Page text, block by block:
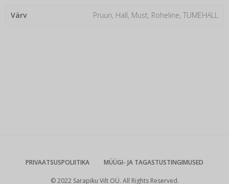
Värv Pruun, Hall, Must, Roheline, TUMEHALL
PRIVAATSUSPOLIITIKA MÜÜGI- JA TAGASTUSTINGIMUSED
© 2022 Sarapiku Vilt OÜ. All Rights Reserved.